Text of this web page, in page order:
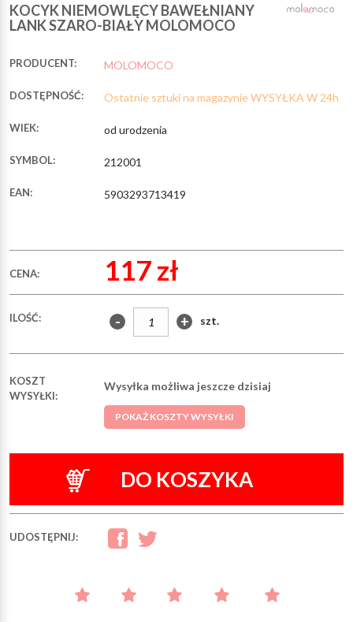
KOCYK NIEMOWLĘCY BAWEŁNIANY
LANK SZARO-BIAŁY MOLOMOCO
PRODUCENT: MOLOMOCO
DOSTĘPNOŚĆ: Ostatnie sztuki na magazynie WYSYŁKA W 24h
WIEK: od urodzenia
SYMBOL: 212001
EAN: 5903293713419
CENA: 117 zł
ILOŚĆ: - + szt.
KOSZT
WYSYŁKI:
Wysyłka możliwa jeszcze dzisiaj
POKAŻ KOSZTY WYSYŁKI
DO KOSZYKA
UDOSTĘPNIJ: